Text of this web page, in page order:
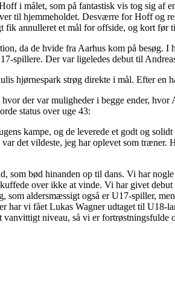
i målet, som på fantastisk vis tog sig af
til hjemmeholdet. Desværre for Hoff og
annulleret et mål for offside, og kort før
da de hvide fra Aarhus kom på besøg.
spillere. Der var ligeledes debut til
hjørnespark strøg direkte i mål. Efter en
der var muligheder i begge ender,
status over uge 43:
kampe, og de leverede et godt og
det vildeste, jeg har oplevet som
som bød hinanden op til dans. Vi har
over ikke at vinde. Vi har givet
aldersmæssigt også er U17-spiller,
har vi fået Lukas Wagner udtaget til
niveau, så vi er fortrøstningsfulde